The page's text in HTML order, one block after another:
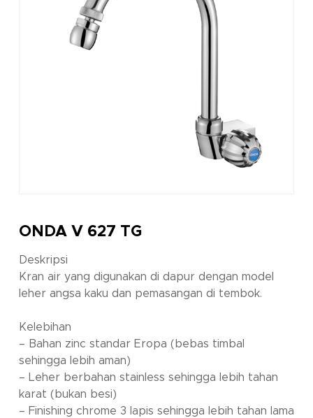
ONDA V 627 TG
Deskripsi
Kran air yang digunakan di dapur dengan model
leher angsa kaku dan pemasangan di tembok.
Kelebihan
– Bahan zinc standar Eropa (bebas timbal
sehingga lebih aman)
– Leher berbahan stainless sehingga lebih tahan
karat (bukan besi)
– Finishing chrome 3 lapis sehingga lebih tahan lama